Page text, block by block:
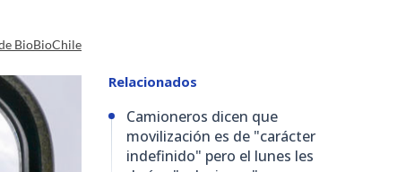
BioBioChile
Relacionados
Camioneros dicen que
movilización es de "carácter
indefinido" pero el lunes les